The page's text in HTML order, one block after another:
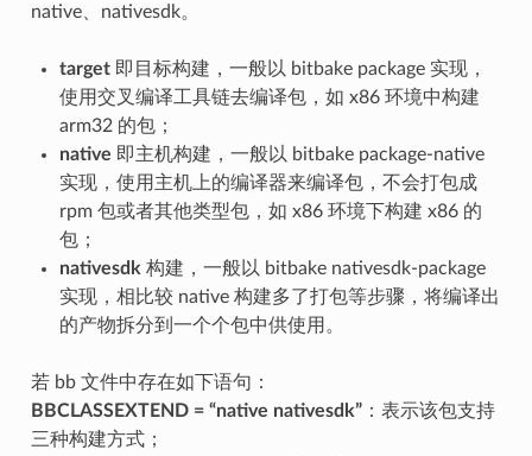
native、nativesdk。
target即目标构建，一般以 bitbake package 实现，
使用交叉编译工具链去编译包，如 x86 环境中构建
arm32 的包；
native 即主机构建，一般以 bitbake package-native
实现，使用主机上的编译器来编译包，不会打包成
rpm 包或者其他类型包，如 x86 环境下构建 x86 的
包；
nativesdk 构建，一般以 bitbake nativesdk-package
实现，相比较 native 构建多了打包等步骤，将编译出
的产物拆分到一个个包中供使用。
若 bb 文件中存在如下语句：
BBCLASSEXTEND = “native nativesdk”：表示该包支持
三种构建方式；